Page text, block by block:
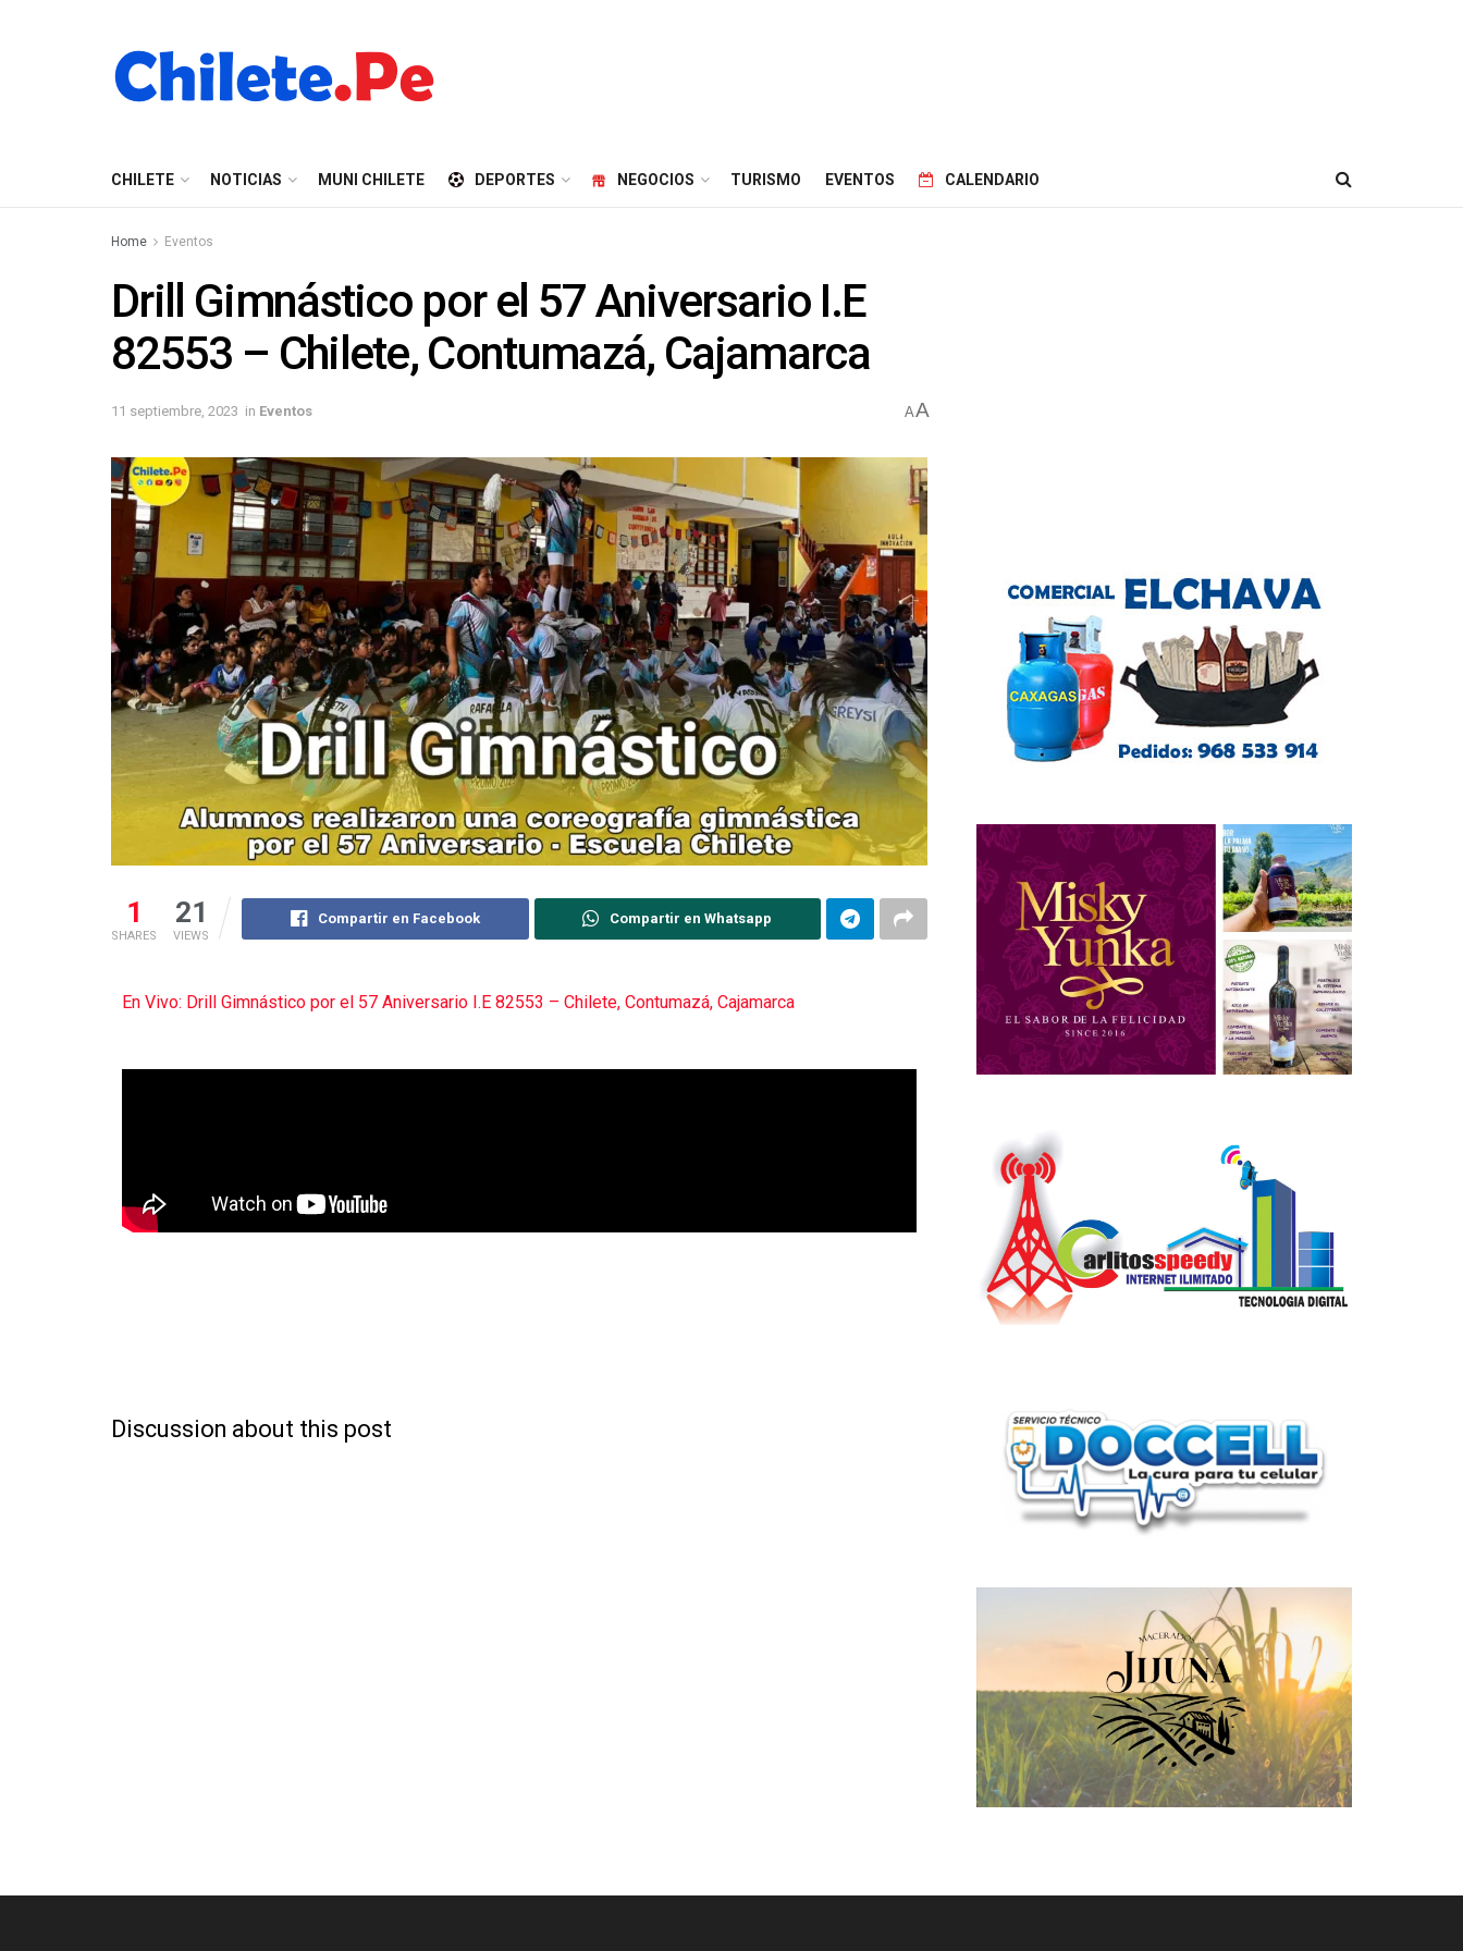
CHILETE NOTICIAS MUNI CHILETE DEPORTES NEGOCIOS TURISMO EVENTOS CALENDARIO
Home Eventos
Drill Gimnástico por el 57 Aniversario I.E
82553 – Chilete, Contumazá, Cajamarca
11 septiembre, 2023 in Eventos AA
1
SHARES
21
VIEWS
Compartir en Facebook Compartir en Whatsapp
En Vivo: Drill Gimnástico por el 57 Aniversario I.E 82553 – Chilete, Contumazá, Cajamarca
Discussion about this post